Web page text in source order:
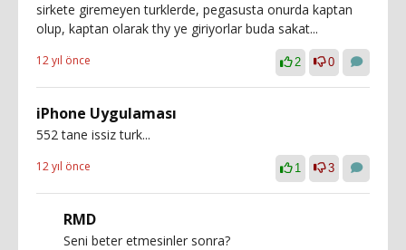
sirkete giremeyen turklerde, pegasusta onurda kaptan
olup, kaptan olarak thy ye giriyorlar buda sakat...
12 yıl önce 2 0
iPhone Uygulaması
552 tane issiz turk...
12 yıl önce 1 3
RMD
Seni beter etmesinler sonra?